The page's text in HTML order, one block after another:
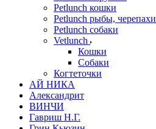
Petlunch кошки
Petlunch рыбы, черепахи
Petlunch собаки
Vetlunch
Кошки
Собаки
Когтеточки
АЙ НИКА
Александрит
ВИНЧИ
Гавриш Н.Г.